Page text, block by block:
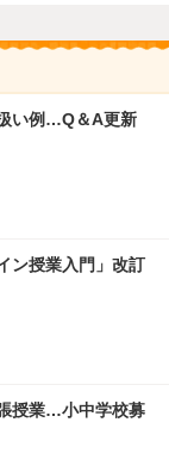
い例…Q＆A更新
ン授業入門」改訂
授業…小中学校募